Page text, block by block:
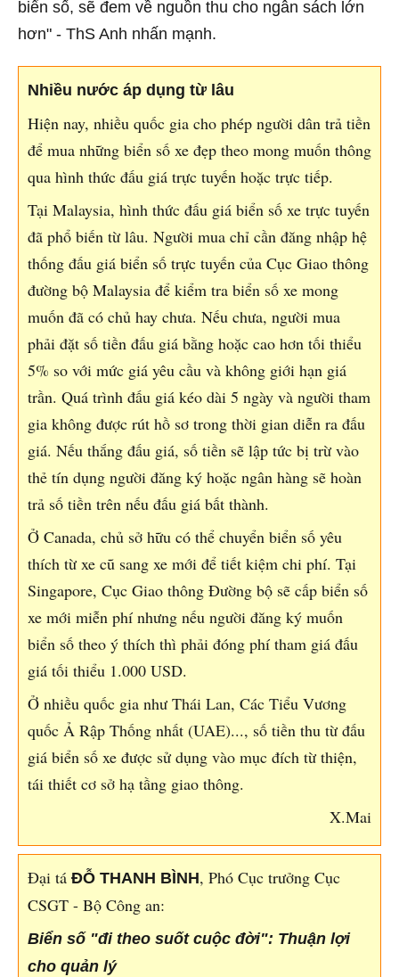
biển số, sẽ đem về nguồn thu cho ngân sách lớn
hơn" - ThS Anh nhấn mạnh.
Nhiều nước áp dụng từ lâu
Hiện nay, nhiều quốc gia cho phép người dân trả tiền
để mua những biển số xe đẹp theo mong muốn thông
qua hình thức đấu giá trực tuyến hoặc trực tiếp.
Tại Malaysia, hình thức đấu giá biển số xe trực tuyến
đã phổ biến từ lâu. Người mua chỉ cần đăng nhập hệ
thống đấu giá biển số trực tuyến của Cục Giao thông
đường bộ Malaysia để kiểm tra biển số xe mong
muốn đã có chủ hay chưa. Nếu chưa, người mua
phải đặt số tiền đấu giá bằng hoặc cao hơn tối thiểu
5% so với mức giá yêu cầu và không giới hạn giá
trần. Quá trình đấu giá kéo dài 5 ngày và người tham
gia không được rút hồ sơ trong thời gian diễn ra đấu
giá. Nếu thắng đấu giá, số tiền sẽ lập tức bị trừ vào
thẻ tín dụng người đăng ký hoặc ngân hàng sẽ hoàn
trả số tiền trên nếu đấu giá bất thành.
Ở Canada, chủ sở hữu có thể chuyển biển số yêu
thích từ xe cũ sang xe mới để tiết kiệm chi phí. Tại
Singapore, Cục Giao thông Đường bộ sẽ cấp biển số
xe mới miễn phí nhưng nếu người đăng ký muốn
biển số theo ý thích thì phải đóng phí tham giá đấu
giá tối thiểu 1.000 USD.
Ở nhiều quốc gia như Thái Lan, Các Tiểu Vương
quốc Ả Rập Thống nhất (UAE)..., số tiền thu từ đấu
giá biển số xe được sử dụng vào mục đích từ thiện,
tái thiết cơ sở hạ tầng giao thông.
X.Mai
Đại tá ĐỖ THANH BÌNH, Phó Cục trưởng Cục
CSGT - Bộ Công an:
Biển số "đi theo suốt cuộc đời": Thuận lợi
cho quản lý